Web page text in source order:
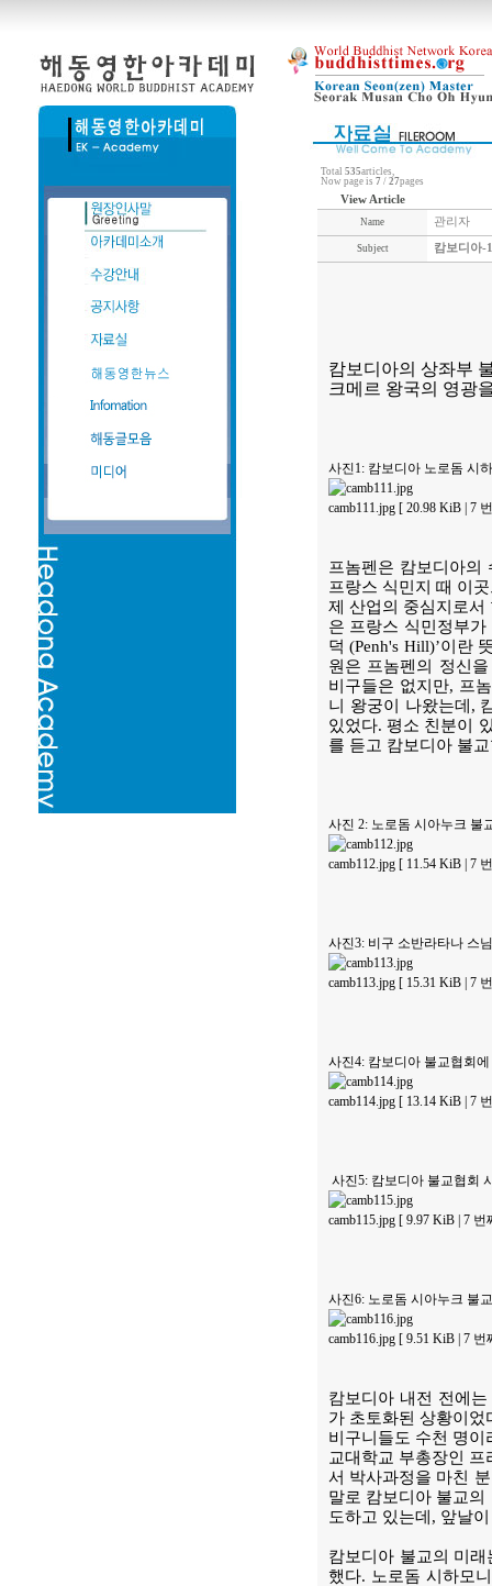
Total 535articles,
Now page is 7 / 27pages
View Article
Name 관리자
Subject 캄보디아-
캄보디아의 상좌부
크메르 왕국의 영광
사진1: 캄보디아 노로돔 시
camb111.jpg [ 20.98 KiB | 7
프놈펜은 캄보디아의
프랑스 식민지 때 이
제 산업의 중심지로서
은 프랑스 식민정부
덕 (Penh's Hill)’이란
원은 프놈펜의 정신
비구들은 없지만, 프
니 왕궁이 나왔는데,
있었다. 평소 친분이
를 듣고 캄보디아 불
사진 2: 노로돔 시아누크 불
camb112.jpg [ 11.54 KiB | 7
사진3: 비구 소반라타나 스
camb113.jpg [ 15.31 KiB | 7
사진4: 캄보디아 불교협회
camb114.jpg [ 13.14 KiB | 7
사진5: 캄보디아 불교협회
camb115.jpg [ 9.97 KiB | 7
사진6: 노로돔 시아누크 불
camb116.jpg [ 9.51 KiB | 7
캄보디아 내전 전에
가 초토화된 상황이
비구니들도 수천 명
교대학교 부총장인
서 박사과정을 마친
말로 캄보디아 불교
도하고 있는데, 앞날
캄보디아 불교의 미
했다. 노로돔 시하모